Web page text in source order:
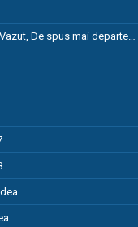
De spus mai departe…